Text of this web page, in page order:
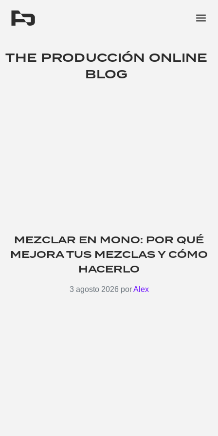
THE PRODUCCIÓN ONLINE
BLOG
MEZCLAR EN MONO: POR QUÉ
MEJORA TUS MEZCLAS Y CÓMO
HACERLO
3 agosto 2026 porAlex